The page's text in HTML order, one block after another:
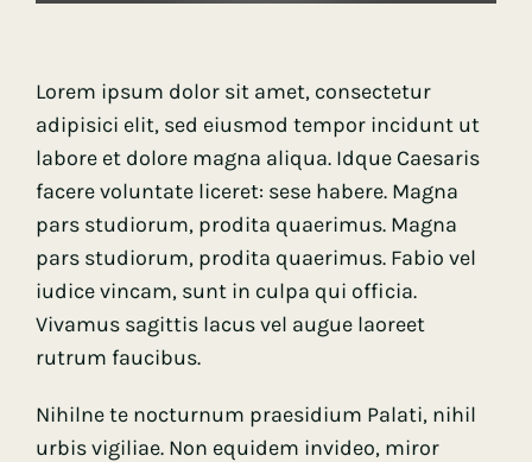
Lorem ipsum dolor sit amet, consectetur
adipisici elit, sed eiusmod tempor incidunt ut
labore et dolore magna aliqua. Idque Caesaris
facere voluntate liceret: sese habere. Magna
pars studiorum, prodita quaerimus. Magna
pars studiorum, prodita quaerimus. Fabio vel
iudice vincam, sunt in culpa qui officia.
Vivamus sagittis lacus vel augue laoreet
rutrum faucibus.
Nihilne te nocturnum praesidium Palati, nihil
urbis vigiliae. Non equidem invideo, miror